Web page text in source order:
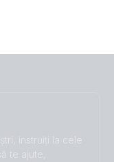
instruiți la cele
te ajute,